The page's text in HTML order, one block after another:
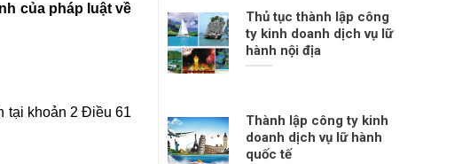
của pháp luật về
tại khoản 2 Điều 61
Thủ tục thành lập công
ty kinh doanh dịch vụ lữ
hành nội địa
Thành lập công ty kinh
doanh dịch vụ lữ hành
quốc tế